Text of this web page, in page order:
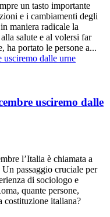
un tasto importante
e i cambiamenti degli
maniera radicale la
salute e al volersi far
ha portato le persone a...
usciremo dalle
l’Italia è chiamata a
passaggio cruciale per
di sociologo e
quante persone,
costituzione italiana?